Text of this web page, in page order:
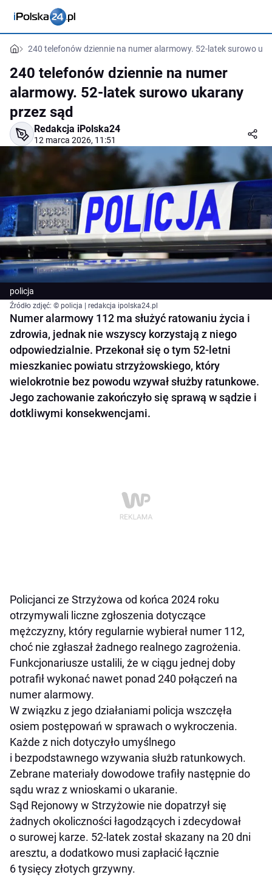
240 telefonów dziennie na numer alarmowy. 52-latek surowo
240 telefonów dziennie na numer
alarmowy. 52-latek surowo ukarany
przez sąd
Redakcja iPolska24
12 marca 2026, 11:51
policja
Źródło zdjęć: © policja | redakcja ipolska24.pl
Numer alarmowy 112 ma służyć ratowaniu życia i
zdrowia, jednak nie wszyscy korzystają z niego
odpowiedzialnie. Przekonał się o tym 52-letni
mieszkaniec powiatu strzyżowskiego, który
wielokrotnie bez powodu wzywał służby ratunkowe.
Jego zachowanie zakończyło się sprawą w sądzie i
dotkliwymi konsekwencjami.
Policjanci ze Strzyżowa od końca 2024 roku
otrzymywali liczne zgłoszenia dotyczące
mężczyzny, który regularnie wybierał numer 112,
choć nie zgłaszał żadnego realnego zagrożenia.
Funkcjonariusze ustalili, że w ciągu jednej doby
potrafił wykonać nawet ponad 240 połączeń na
numer alarmowy.
W związku z jego działaniami policja wszczęła
osiem postępowań w sprawach o wykroczenia.
Każde z nich dotyczyło umyślnego
i bezpodstawnego wzywania służb ratunkowych.
Zebrane materiały dowodowe trafiły następnie do
sądu wraz z wnioskami o ukaranie.
Sąd Rejonowy w Strzyżowie nie dopatrzył się
żadnych okoliczności łagodzących i zdecydował
o surowej karze. 52-latek został skazany na 20 dni
aresztu, a dodatkowo musi zapłacić łącznie
6 tysięcy złotych grzywny.